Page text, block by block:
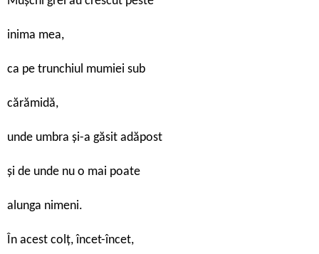
inima mea,
ca pe trunchiul mumiei sub
cărămidă,
unde umbra şi-a găsit adăpost
şi de unde nu o mai poate
alunga nimeni.
În acest colţ, încet-încet,